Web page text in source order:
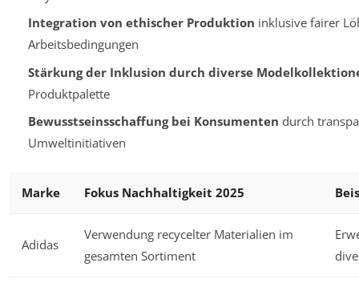
Integration von ethischer Produktion inklusive fairer
Arbeitsbedingungen
Stärkung der Inklusion durch diverse
Produktpalette
Bewusstseinsschaffung bei Konsumenten durch
Umweltinitiativen
Marke Fokus Nachhaltigkeit 2025
Adidas
Verwendung recycelter Materialien im
gesamten Sortiment